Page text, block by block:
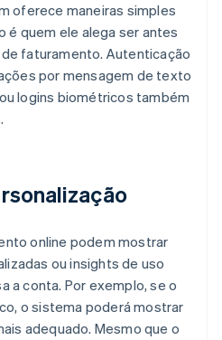
oferece maneiras simples
é quem ele alega ser antes
faturamento. Autenticação
por mensagem de texto
logins biométricos também
online podem mostrar
ou insights de uso
a conta. Por exemplo, se o
o sistema poderá mostrar
adequado. Mesmo que o